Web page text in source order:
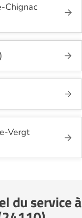
Chignac
Vergt
du service à